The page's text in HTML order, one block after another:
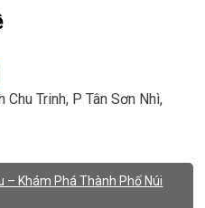
Chu Trinh, P Tân Sơn Nhì,
– Khám Phá Thành Phố Núi